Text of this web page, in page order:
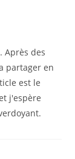
Après des
partager en
est le
j'espère